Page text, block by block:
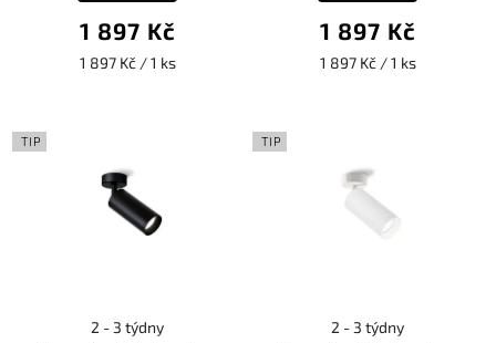
1 897 Kč
1 897 Kč / 1 ks
1 897 Kč
1 897 Kč / 1 ks
TIP
2 - 3 týdny
TIP
2 - 3 týdny